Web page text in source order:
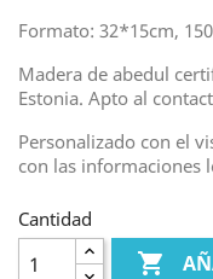
Formato: 32*15cm,
Madera de abedul
Estonia. Apto al
Personalizado con el
con las informaciones
Cantidad
